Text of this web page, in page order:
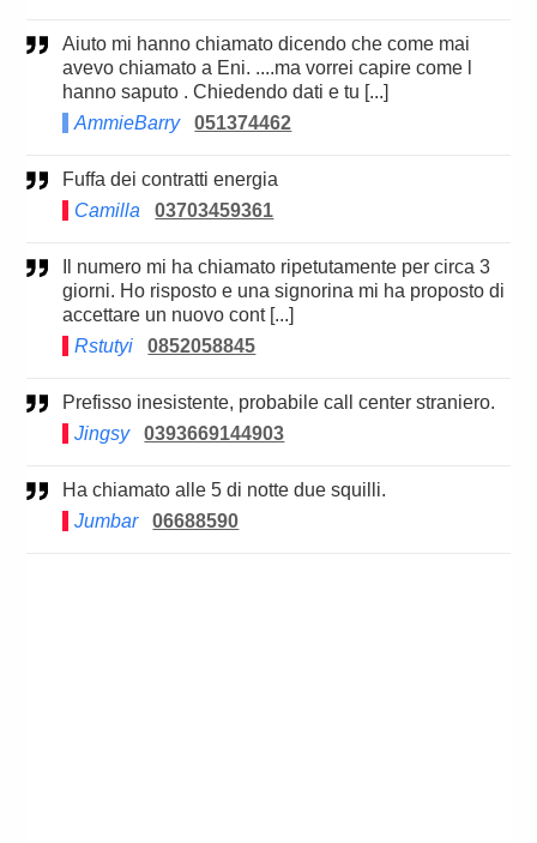
Aiuto mi hanno chiamato dicendo che come mai
avevo chiamato a Eni. ....ma vorrei capire come l
hanno saputo . Chiedendo dati e tu [...]
AmmieBarry
051374462
Fuffa dei contratti energia
Camilla
03703459361
giorni. Ho risposto e una signorina mi ha proposto di
accettare un nuovo cont [...]
Rstutyi
0852058845
Prefisso inesistente, probabile call center straniero.
Jingsy
0393669144903
Ha chiamato alle 5 di notte due squilli.
Jumbar
06688590